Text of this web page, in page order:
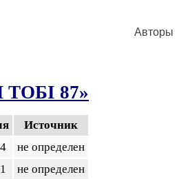
Авторы
87»
Источник
не определен
не определен